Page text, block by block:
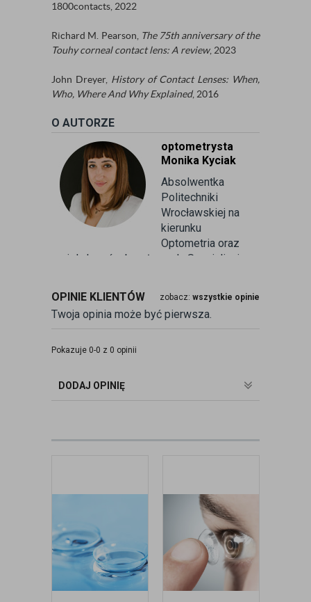
1800contacts, 2022
Richard M. Pearson, The 75th anniversary of the
Touhy corneal contact lens: A review, 2023
John Dreyer, History of Contact Lenses: When,
Who, Where And Why Explained, 2016
O AUTORZE
optometrysta
Monika Kyciak
Absolwentka
Politechniki
Wrocławskiej na
kierunku
Optometria oraz
wielu kursów branżowych. Specjalizuje
kontaktologii, czyli dobieraniu
soczewek kontaktowych miękkich. Od
ponad 10 lat pracuje w branży
optometrysta pracujący w gabinecie.
badania wad refrakcji, dobierając
OPINIE KLIENTÓW zobacz: wszystkie opinie
Twoja opinia może być pierwsza.
Pokazuje 0-0 z 0 opinii
DODAJ OPINIĘ